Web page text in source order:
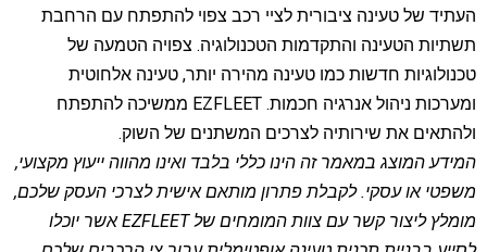
העתיד של טעינה ציבורית לציי רכב צפוי להתפתח עם הרחבת
תשתיות הטעינה והתקדמות הטכנולוגיה. צפויה הטמעה של
טכנולוגיות חדשות כמו טעינה מהירה יותר, טעינה אלחוטית
ומערכות ניהול אנרגיה חכמות. EZFLEET ממשיכה להתפתח
ולהתאים את שירותיה לצרכים המשתנים של השוק.
המידע המוצג במאמר זה הינו כללי בלבד ואינו מהווה ייעוץ מקצועי,
משפטי או עסקי. לקבלת פתרון מותאם אישית לצרכי העסק שלכם,
מומלץ ליצור קשר עם צוות המומחים של EZFLEET אשר יוכלו